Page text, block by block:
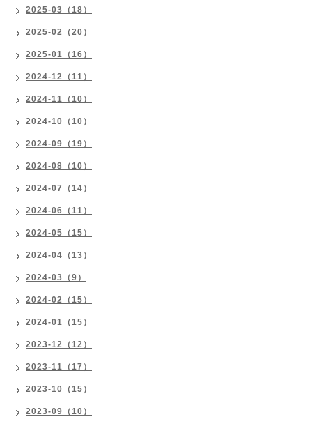
2025-03（18）
2025-02（20）
2025-01（16）
2024-12（11）
2024-11（10）
2024-10（10）
2024-09（19）
2024-08（10）
2024-07（14）
2024-06（11）
2024-05（15）
2024-04（13）
2024-03（9）
2024-02（15）
2024-01（15）
2023-12（12）
2023-11（17）
2023-10（15）
2023-09（10）